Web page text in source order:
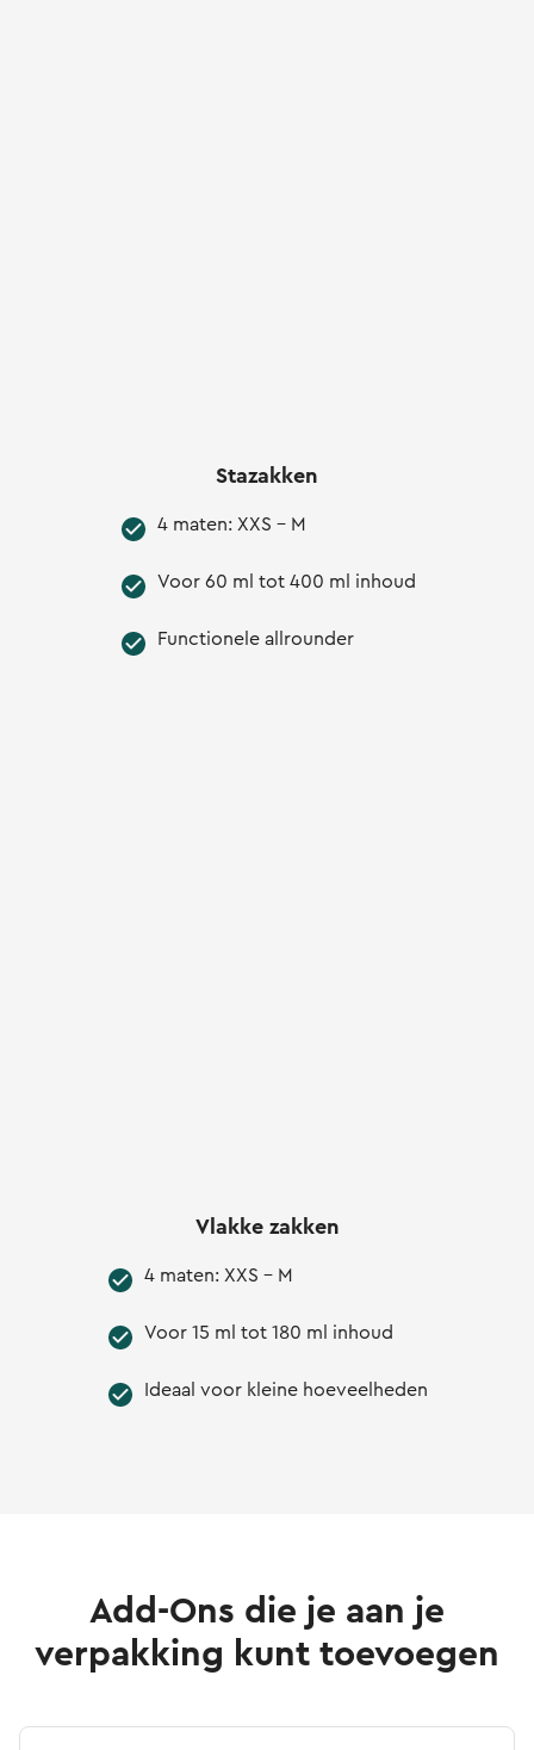
Stazakken
4 maten: XXS - M
Voor 60 ml tot 400 ml inhoud
Functionele allrounder
Vlakke zakken
4 maten: XXS - M
Voor 15 ml tot 180 ml inhoud
Ideaal voor kleine hoeveelheden
Add-Ons die je aan je
verpakking kunt toevoegen